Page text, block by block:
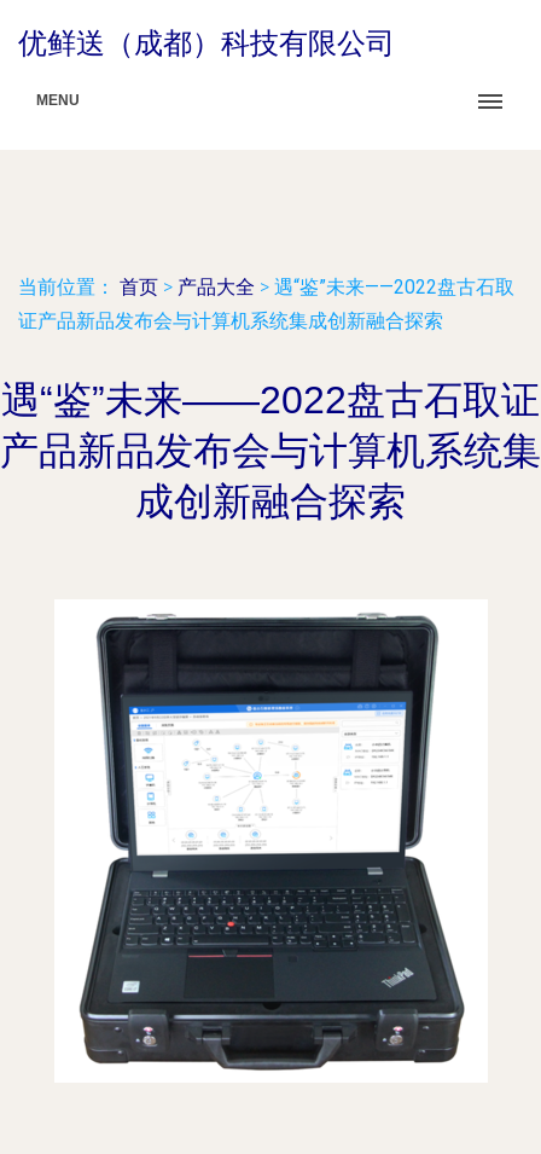
优鲜送（成都）科技有限公司
MENU
当前位置： 首页 > 产品大全 > 遇“鉴”未来——2022盘古石取
证产品新品发布会与计算机系统集成创新融合探索
遇“鉴”未来——2022盘古石取证
产品新品发布会与计算机系统集
成创新融合探索